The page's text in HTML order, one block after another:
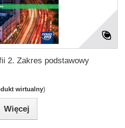
2. Zakres podstawowy
wirtualny)
Więcej